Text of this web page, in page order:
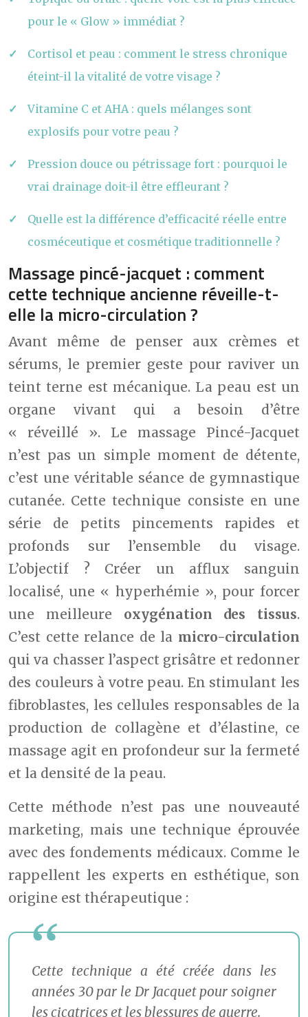
pour le « Glow » immédiat ?
Cortisol et peau : comment le stress chronique
éteint-il la vitalité de votre visage ?
Vitamine C et AHA : quels mélanges sont
explosifs pour votre peau ?
Pression douce ou pétrissage fort : pourquoi le
vrai drainage doit-il être effleurant ?
Quelle est la différence d’efficacité réelle entre
cosméceutique et cosmétique traditionnelle ?
Massage pincé-jacquet : comment
cette technique ancienne réveille-t-
elle la micro-circulation ?
Avant même de penser aux crèmes et
sérums, le premier geste pour raviver un
teint terne est mécanique. La peau est un
organe vivant qui a besoin d’être
« réveillé ». Le massage Pincé-Jacquet
n’est pas un simple moment de détente,
c’est une véritable séance de gymnastique
cutanée. Cette technique consiste en une
série de petits pincements rapides et
profonds sur l’ensemble du visage.
L’objectif ? Créer un afflux sanguin
localisé, une « hyperhémie », pour forcer
une meilleure oxygénation des tissus.
C’est cette relance de la micro-circulation
qui va chasser l’aspect grisâtre et redonner
des couleurs à votre peau. En stimulant les
fibroblastes, les cellules responsables de la
production de collagène et d’élastine, ce
massage agit en profondeur sur la fermeté
et la densité de la peau.
Cette méthode n’est pas une nouveauté
marketing, mais une technique éprouvée
avec des fondements médicaux. Comme le
rappellent les experts en esthétique, son
origine est thérapeutique :
Cette technique a été créée dans les
années 30 par le Dr Jacquet pour soigner
les cicatrices et les blessures de guerre.